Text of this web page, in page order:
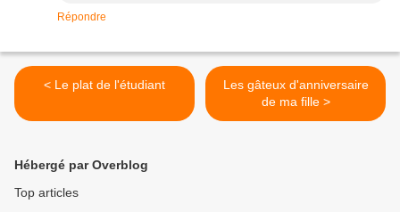
Répondre
< Le plat de l'étudiant
Les gâteux d'anniversaire
de ma fille >
Hébergé par Overblog
Top articles